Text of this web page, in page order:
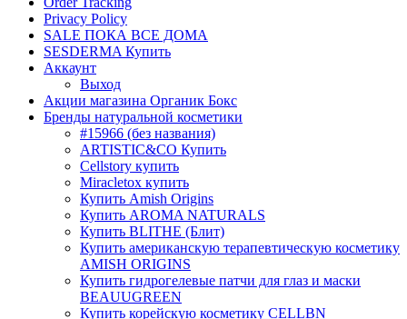
Privacy Policy
SALE ПОКА ВСЕ ДОМА
SESDERMA Купить
Аккаунт
Выход
Акции магазина Органик Бокс
Бренды натуральной косметики
#15966 (без названия)
ARTISTIC&CO Купить
Cellstory купить
Miracletox купить
Купить Amish Origins
Купить AROMA NATURALS
Купить BLITHE (Блит)
Купить американскую терапевтическую косметику
AMISH ORIGINS
Купить гидрогелевые патчи для глаз и маски
BEAUUGREEN
Купить корейскую косметику CELLBN